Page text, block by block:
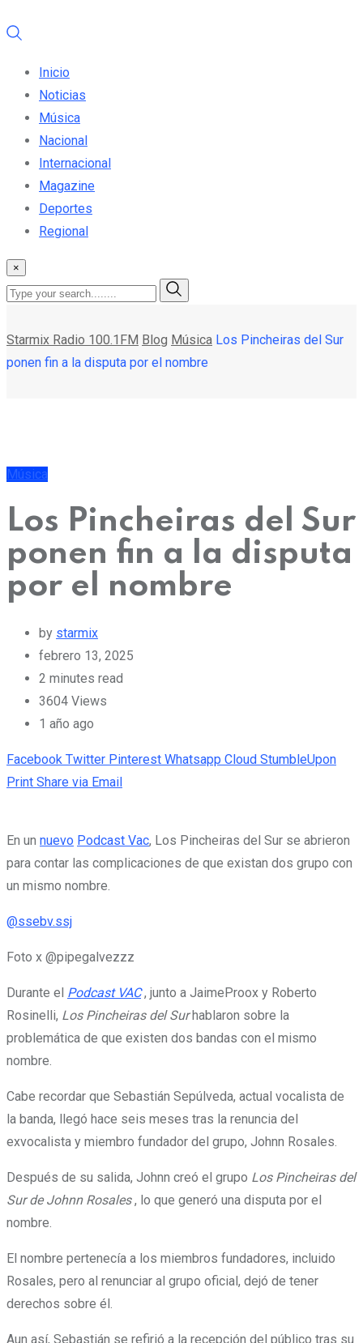
Inicio
Noticias
Música
Nacional
Internacional
Magazine
Deportes
Regional
×
Starmix Radio 100.1FM Blog Música Los Pincheiras del Sur
ponen fin a la disputa por el nombre
Música
Los Pincheiras del Sur
ponen fin a la disputa
por el nombre
by starmix
febrero 13, 2025
2 minutes read
3604 Views
1 año ago
Facebook Twitter Pinterest Whatsapp Cloud StumbleUpon
Print Share via Email
En un nuevo Podcast Vac, Los Pincheiras del Sur se abrieron
para contar las complicaciones de que existan dos grupo con
un mismo nombre.
@ssebv.ssj
Foto x @pipegalvezzz
Durante el Podcast VAC, junto a JaimeProox y Roberto
Rosinelli, Los Pincheiras del Surhablaron sobre la
problemática de que existen dos bandas con el mismo
nombre.
Cabe recordar que Sebastián Sepúlveda, actual vocalista de
la banda, llegó hace seis meses tras la renuncia del
exvocalista y miembro fundador del grupo, Johnn Rosales.
Después de su salida, Johnn creó el grupo Los Pincheiras del
Sur de Johnn Rosales, lo que generó una disputa por el
nombre.
El nombre pertenecía a los miembros fundadores, incluido
Rosales, pero al renunciar al grupo oficial, dejó de tener
derechos sobre él.
Aun así, Sebastián se refirió a la recepción del público tras su